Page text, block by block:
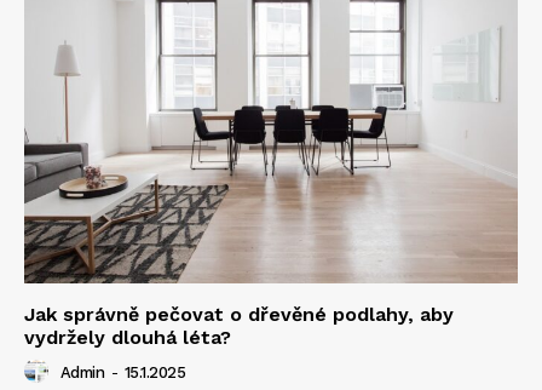
Jak správně pečovat o dřevěné podlahy, aby
vydržely dlouhá léta?
Admin - 15.1.2025